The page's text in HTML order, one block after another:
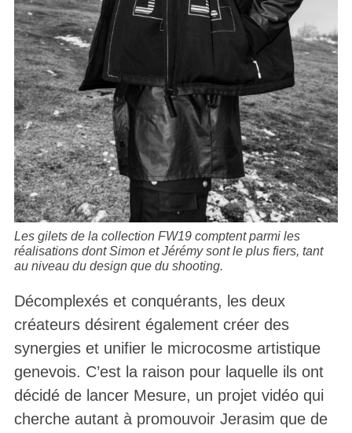
Les gilets de la collection FW19 comptent parmi les
réalisations dont Simon et Jérémy sont le plus fiers, tant
au niveau du design que du shooting.
Décomplexés et conquérants, les deux
créateurs désirent également créer des
synergies et unifier le microcosme artistique
genevois. C’est la raison pour laquelle ils ont
décidé de lancer Mesure, un projet vidéo qui
cherche autant à promouvoir Jerasim que de